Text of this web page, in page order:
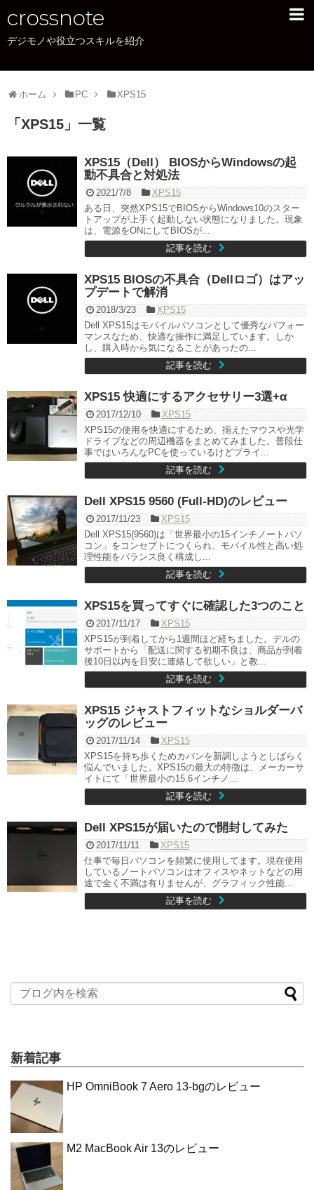
crossnote
デジモノや役立つスキルを紹介
ホーム PC XPS15
「 XPS15 」 一覧
XPS15（Dell） BIOSからWindowsの起
動不具合と対処法
2021/7/8
XPS15
ある日、突然XPS15でBIOSからWindows10のスター
トアップが上手く起動しない状態になりました。現象
は、電源をONにしてBIOSが...
記事を読む
XPS15 BIOSの不具合（Dellロゴ）はアッ
プデートで解消
2018/3/23
XPS15
Dell XPS15はモバイルパソコンとして優秀なパフォー
マンスなため、快適な操作に満足しています。しか
し、購入時から気になることがあったの...
記事を読む
XPS15 快適にするアクセサリー3選+α
2017/12/10
XPS15
XPS15の使用を快適にするため、揃えたマウスや光学
ドライブなどの周辺機器をまとめてみました。普段仕
事ではいろんなPCを使っているけどプライ...
記事を読む
Dell XPS15 9560 (Full-HD)のレビュー
2017/11/23
XPS15
Dell XPS15(9560)は「世界最小の15インチノートパソ
コン」をコンセプトにつくられ、モバイル性と高い処
理性能をバランス良く構成し...
記事を読む
XPS15を買ってすぐに確認した3つのこと
2017/11/17
XPS15
XPS15が到着してから1週間ほど経ちました。デルの
サポートから「配送に関する初期不良は、商品が到着
後10日以内を目安に連絡して欲しい」と教...
記事を読む
XPS15 ジャストフィットなショルダーバ
ッグのレビュー
2017/11/14
XPS15
XPS15を持ち歩くためカバンを新調しようとしばらく
悩んでいました。XPS15の最大の特徴は、メーカーサ
イトにて「世界最小の15.6インチノ...
記事を読む
Dell XPS15が届いたので開封してみた
2017/11/11
XPS15
仕事で毎日パソコンを頻繁に使用してます。現在使用
しているノートパソコンはオフィスやネットなどの用
途で全く不満は有りませんが、グラフィック性能...
記事を読む
新着記事
HP OmniBook 7 Aero 13-bgのレビュー
M2 MacBook Air 13のレビュー
PC
ENVY x360 13
XPS15
カメラ